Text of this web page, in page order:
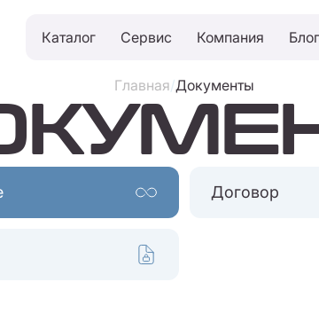
Каталог Сервис Компания Блог
Главная/Документы
Договор